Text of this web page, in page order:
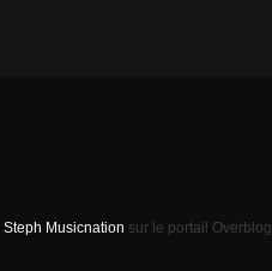
Steph Musicnation sur le portail Overblog